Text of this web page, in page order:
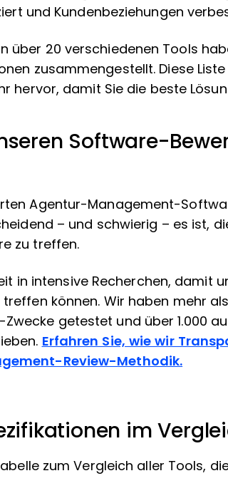
und Kundenbeziehungen
über 20 verschiedenen Tools
zusammengestellt. Diese
hervor, damit Sie die beste
Software-
Agentur-Management-
– und schwierig – es ist,
zu treffen.
in intensive Recherchen, damit
können. Wir haben mehr
getestet und über 1.000
Erfahren Sie, wie wir
Review-Methodik.
im
zum Vergleich aller Tools,